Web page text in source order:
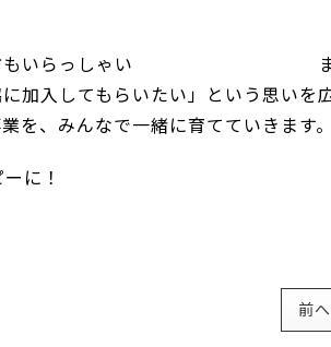
入される方もいらっしゃい
加入してもらいたい」という思いを
を、みんなで一緒に育てていきます
！
前へ